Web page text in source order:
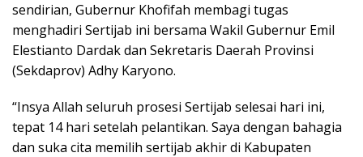
sendirian, Gubernur Khofifah membagi tugas
menghadiri Sertijab ini bersama Wakil Gubernur Emil
Elestianto Dardak dan Sekretaris Daerah Provinsi
(Sekdaprov) Adhy Karyono.
“Insya Allah seluruh prosesi Sertijab selesai hari ini,
tepat 14 hari setelah pelantikan. Saya dengan bahagia
dan suka cita memilih sertijab akhir di Kabupaten